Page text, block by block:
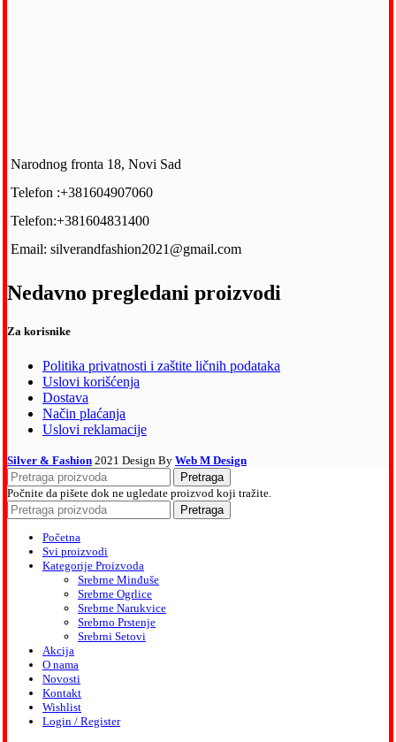
Narodnog fronta 18, Novi Sad
Telefon :+381604907060
Telefon:+381604831400
Email: silverandfashion2021@gmail.com
Nedavno pregledani proizvodi
Za korisnike
Politika privatnosti i zaštite ličnih podataka
Uslovi korišćenja
Dostava
Način plaćanja
Uslovi reklamacije
Silver & Fashion 2021 Design By Web M Design
Pretraga
Počnite da pišete dok ne ugledate proizvod koji tražite.
Pretraga
Početna
Svi proizvodi
Kategorije Proizvoda
Srebrne Minđuše
Srebrne Ogrlice
Srebrne Narukvice
Srebrno Prstenje
Srebrni Setovi
Akcija
O nama
Novosti
Kontakt
Wishlist
Login / Register